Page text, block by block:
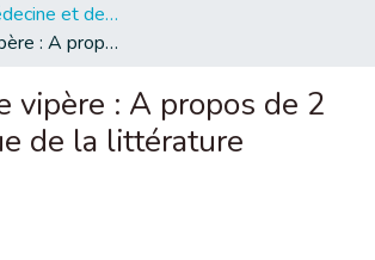
Faculté de Médecine et de Pharmacie - Casablanca
Morsure de vipère : A propos de 2 cas et revue de la littérature
vipère : A propos de 2
de la littérature